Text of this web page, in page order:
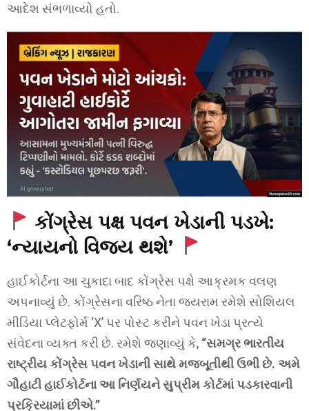
આદેશ સંભળાવ્યો હતો.
કોંગ્રેસ પક્ષ પવન ખેડાની પડખે:
‘ન્યાયનો વિજય થશે’
હાઈકોર્ટના આ ચુકાદા બાદ કોંગ્રેસ પક્ષે આક્રમક વલણ
અપનાવ્યું છે. કોંગ્રેસના વરિષ્ઠ નેતા જયરામ રમેશે સોશિયલ
મીડિયા પ્લેટફોર્મ ‘X’ પર પોસ્ટ કરીને પવન ખેડા પ્રત્યે
સંવેદના વ્યક્ત કરી છે. રમેશે જણાવ્યું કે, “સમગ્ર ભારતીય
રાષ્ટ્રીય કોંગ્રેસ પવન ખેડાની સાથે મજબૂતીથી ઉભી છે. અમે
ગૌહાટી હાઈકોર્ટના આ નિર્ણયને સુપ્રીમ કોર્ટમાં પડકારવાની
પ્રક્રિયામાં છીએ.”